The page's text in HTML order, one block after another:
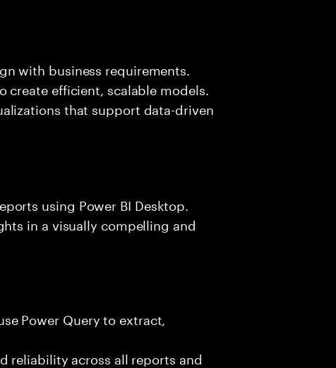
with business requirements.
create efficient, scalable models.
that support data-driven
using Power BI Desktop.
in a visually compelling and
Power Query to extract,
reliability across all reports and